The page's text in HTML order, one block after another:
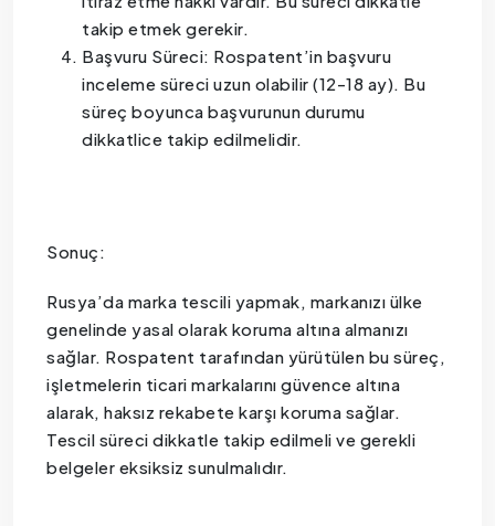
takip etmek gerekir.
Başvuru Süreci: Rospatent’in başvuru
inceleme süreci uzun olabilir (12-18 ay). Bu
süreç boyunca başvurunun durumu
dikkatlice takip edilmelidir.
Sonuç:
Rusya’da marka tescili yapmak, markanızı ülke
genelinde yasal olarak koruma altına almanızı
sağlar. Rospatent tarafından yürütülen bu süreç,
işletmelerin ticari markalarını güvence altına
alarak, haksız rekabete karşı koruma sağlar.
Tescil süreci dikkatle takip edilmeli ve gerekli
belgeler eksiksiz sunulmalıdır.